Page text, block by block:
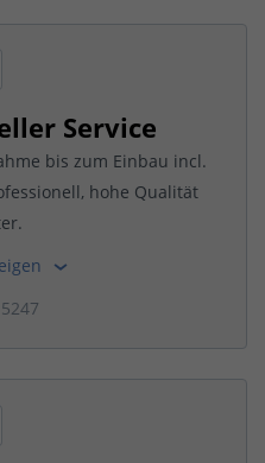
Service
bis zum Einbau incl.
hohe Qualität